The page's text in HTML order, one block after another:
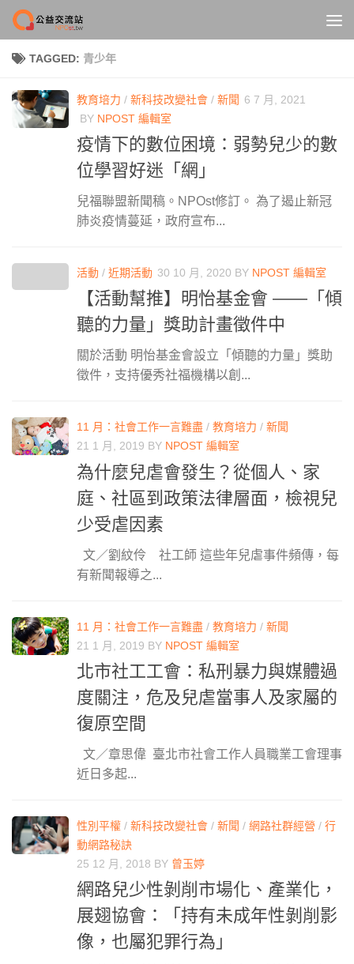
Skip to content
TAGGED: 青少年
教育培力 / 新科技改變社會 / 新聞 6 7 月, 2021
BY NPOST 編輯室
疫情下的數位困境：弱勢兒少的數
位學習好迷「網」
兒福聯盟新聞稿。NPOst修訂。 為了遏止新冠
肺炎疫情蔓延，政府宣布...
活動 / 近期活動 30 10 月, 2020 BY NPOST 編輯室
【活動幫推】明怡基金會 ——「傾
聽的力量」獎助計畫徵件中
關於活動 明怡基金會設立「傾聽的力量」獎助
徵件，支持優秀社福機構以創...
11 月：社會工作一言難盡 / 教育培力 / 新聞
21 1 月, 2019 BY NPOST 編輯室
為什麼兒虐會發生？從個人、家
庭、社區到政策法律層面，檢視兒
少受虐因素
文／劉紋伶 社工師 這些年兒虐事件頻傳，每
有新聞報導之...
11 月：社會工作一言難盡 / 教育培力 / 新聞
21 1 月, 2019 BY NPOST 編輯室
北市社工工會：私刑暴力與媒體過
度關注，危及兒虐當事人及家屬的
復原空間
文／章思偉 臺北市社會工作人員職業工會理事
近日多起...
性別平權 / 新科技改變社會 / 新聞 / 網路社群經營 / 行
動網路秘訣
25 12 月, 2018 BY 曾玉婷
網路兒少性剝削市場化、產業化，
展翅協會：「持有未成年性剝削影
像，也屬犯罪行為」